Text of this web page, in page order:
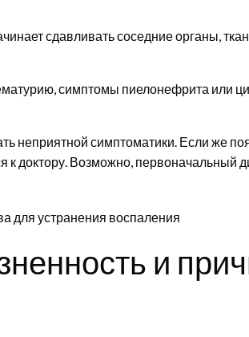
сдавливать соседние органы,
симптомы пиелонефрита или
неприятной симптоматики. Если же
к доктору. Возможно, первоначальный
и